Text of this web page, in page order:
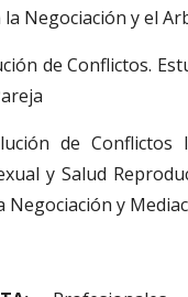
Negociación y el
de Conflictos.
de Conflictos
y Salud
Negociación y